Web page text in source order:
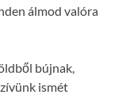
álmod valóra
bújnak,
ismét